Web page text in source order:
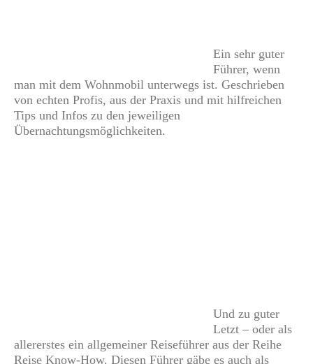
Ein sehr guter
Führer, wenn
man mit dem Wohnmobil unterwegs ist. Geschrieben
von echten Profis, aus der Praxis und mit hilfreichen
Tips und Infos zu den jeweiligen
Übernachtungsmöglichkeiten.
Und zu guter
Letzt – oder als
allererstes ein allgemeiner Reiseführer aus der Reihe
Reise Know-How. Diesen Führer gäbe es auch als